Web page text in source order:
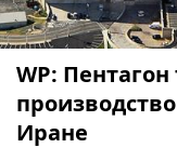
WP: Пентагон
Иране